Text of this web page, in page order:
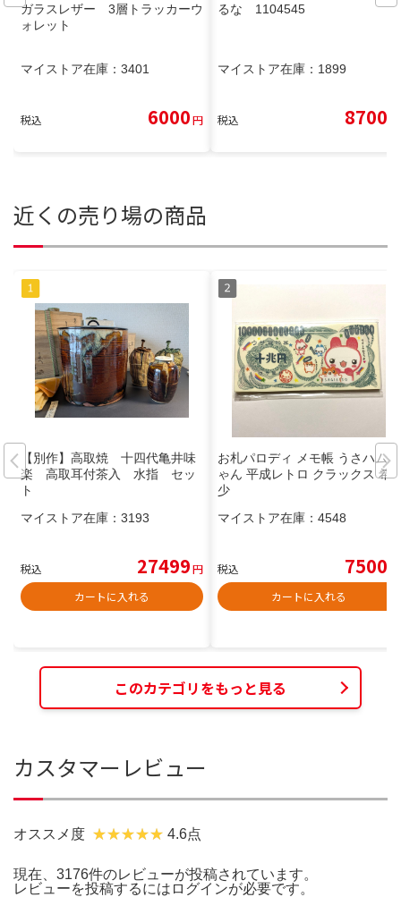
ガラスレザー 3層トラッカーウ
ォレット
マイストア在庫： 3401
税込 6000円
るな 1104545
マイストア在庫： 1899
税込 8700
近くの売り場の商品
【別作】高取焼 十四代亀井味
楽 高取耳付茶入 水指 セッ
ト
マイストア在庫： 3193
税込 27499円
カートに入れる
お札パロディ メモ帳 うさハムち
ゃん 平成レトロ クラックス 希
少
マイストア在庫： 4548
税込 7500
カートに入れる
このカテゴリをもっと見る
カスタマーレビュー
オススメ度 4.6点
現在、3176件のレビューが投稿されています。
レビューを投稿するには ログインが必要です。